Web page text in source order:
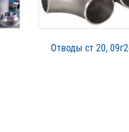
Отводы ст 20,